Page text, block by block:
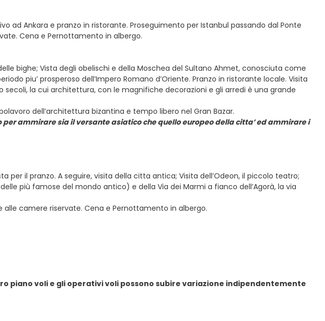
ad Ankara e pranzo in ristorante. Proseguimento per Istanbul passando dal Ponte
Cena e Pernottamento in albergo.
bighe; Vista degli obelischi e della Moschea del Sultano Ahmet, conosciuta come
piu’ prosperoso dell’Impero Romano d’Oriente. Pranzo in ristorante locale. Visita
secoli, la cui architettura, con le magnifiche decorazioni e gli arredi è una grande
dell’architettura bizantina e tempo libero nel Gran Bazar.
ammirare sia il versante asiatico che quello europeo della citta’ ed ammirare i
per il pranzo. A seguire, visita della citta antica; Visita dell’Odeon, il piccolo teatro;
più famose del mondo antico) e della Via dei Marmi a fianco dell’Agorà, la via
alle camere riservate. Cena e Pernottamento in albergo.
piano voli e gli operativi voli possono subire variazione indipendentemente